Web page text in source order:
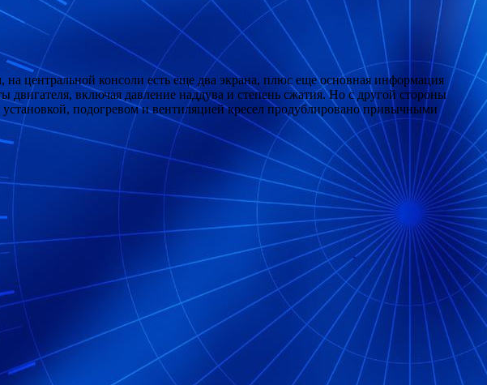
центральной консоли есть еще два экрана, плюс еще основная информация
включая давление наддува и степень сжатия. Но с другой стороны
подогревом и вентиляцией кресел продублировано привычными